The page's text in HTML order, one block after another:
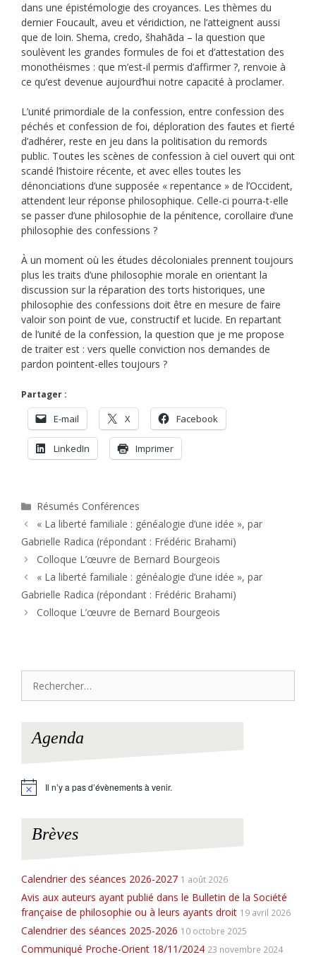
dans une épistémologie des croyances. Les thèmes du
dernier Foucault, aveu et véridiction, ne l’atteignent aussi
que de loin. Shema, credo, šhahāda – la question que
soulèvent les grandes formules de foi et d’attestation des
monothéismes : que m’est-il permis d’affirmer ?, renvoie à
ce qu’est devenue aujourd’hui notre capacité à proclamer.
L’unité primordiale de la confession, entre confession des
péchés et confession de foi, déploration des fautes et fierté
d’adhérer, reste en jeu dans la politisation du remords
public. Toutes les scènes de confession à ciel ouvert qui ont
scandé l’histoire récente, et avec elles toutes les
dénonciations d’une supposée « repentance » de l’Occident,
attendent leur réponse philosophique. Celle-ci pourra-t-elle
se passer d’une philosophie de la pénitence, corollaire d’une
philosophie des confessions ?
À un moment où les études décoloniales prennent toujours
plus les traits d’une philosophie morale en orientant la
discussion sur la réparation des torts historiques, une
philosophie des confessions doit être en mesure de faire
valoir son point de vue, constructif et lucide. En repartant
de l’unité de la confession, la question que je me propose
de traiter est : vers quelle conviction nos demandes de
pardon pointent-elles toujours ?
Partager :
E-mail X Facebook
LinkedIn Imprimer
Catégories
Résumés Conférences
« La liberté familiale : généalogie d’une idée », par
Gabrielle Radica (répondant : Frédéric Brahami)
Colloque L’œuvre de Bernard Bourgeois
« La liberté familiale : généalogie d’une idée », par
Gabrielle Radica (répondant : Frédéric Brahami)
Colloque L’œuvre de Bernard Bourgeois
Agenda
N
Il n’y a pas d’évènements à venir.
Brèves
Calendrier des séances 2026-2027 1 août 2026
Avis aux auteurs ayant publié dans le Bulletin de la Société
française de philosophie ou à leurs ayants droit 19 avril 2026
Calendrier des séances 2025-2026 10 octobre 2025
Communiqué Proche-Orient 18/11/2024 23 novembre 2024